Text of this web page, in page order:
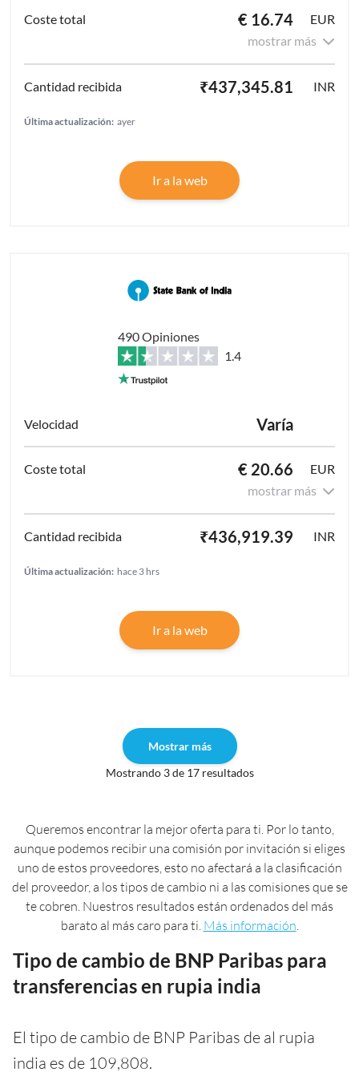
€ 16.74
EUR
mostrar más
₹437,345.81 INR
Última actualización: ayer
Ir a la web
490 Opiniones
1.4
Varía
€ 20.66
EUR
mostrar más
₹436,919.39 INR
Última actualización: hace 3 hrs
Ir a la web
Mostrar más
Mostrando 3 de 17 resultados
Queremos encontrar la mejor oferta para ti. Por lo tanto,
aunque podemos recibir una comisión por invitación si eliges
uno de estos proveedores, esto no afectará a la clasificación
del proveedor, a los tipos de cambio ni a las comisiones que se
te cobren. Nuestros resultados están ordenados del más
barato al más caro para ti. Más información.
Tipo de cambio de BNP Paribas para
transferencias en rupia india
El tipo de cambio de BNP Paribas de al rupia
india es de 109,808.